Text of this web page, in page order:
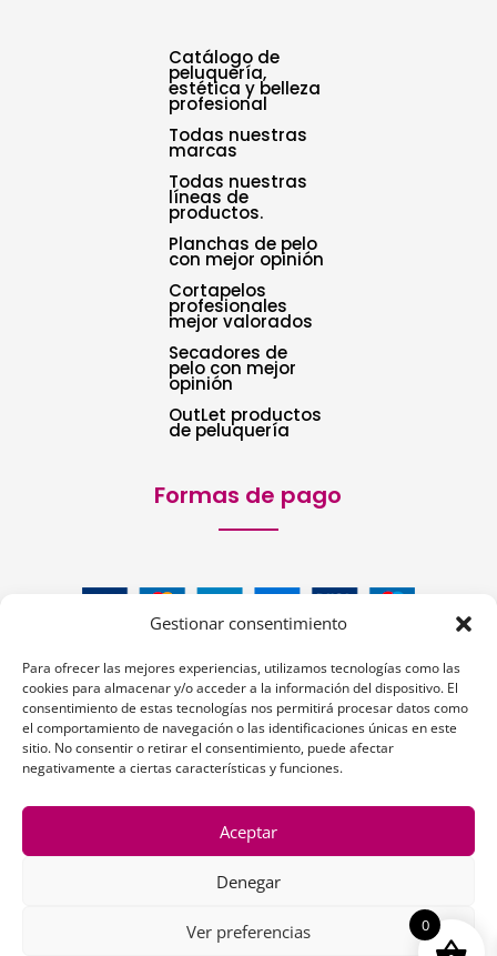
Gestionar consentimiento
Para ofrecer las mejores experiencias, utilizamos tecnologías como las
cookies para almacenar y/o acceder a la información del dispositivo. El
consentimiento de estas tecnologías nos permitirá procesar datos como
el comportamiento de navegación o las identificaciones únicas en este
sitio. No consentir o retirar el consentimiento, puede afectar
negativamente a ciertas características y funciones.
Aceptar
Denegar
Ver preferencias
Catálogo de
peluquería,
estética y belleza
profesional
Todas nuestras
marcas
Todas nuestras
líneas de
productos.
Planchas de pelo
con mejor opinión
Cortapelos
profesionales
mejor valorados
Secadores de
pelo con mejor
opinión
OutLet productos
de peluquería
Formas de pago
Siguenos:
0